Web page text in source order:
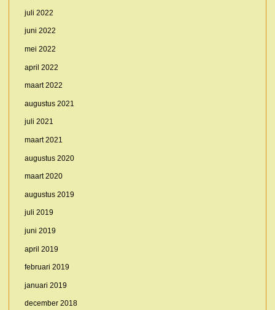
juli 2022
juni 2022
mei 2022
april 2022
maart 2022
augustus 2021
juli 2021
maart 2021
augustus 2020
maart 2020
augustus 2019
juli 2019
juni 2019
april 2019
februari 2019
januari 2019
december 2018